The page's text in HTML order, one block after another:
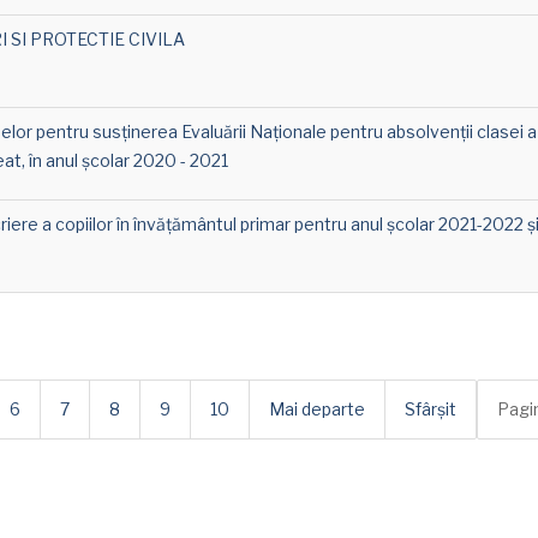
SI PROTECTIE CIVILA
pentru susținerea Evaluării Naționale pentru absolvenții clasei
în anul școlar 2020 - 2021
a copiilor în învățământul primar pentru anul școlar 2021-2022
6 7 8 9 10 Mai departe Sfârșit